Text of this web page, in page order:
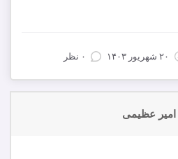
۲۰ شهریور ۱۴۰۳ ۰ نظر
امیر عظیمی